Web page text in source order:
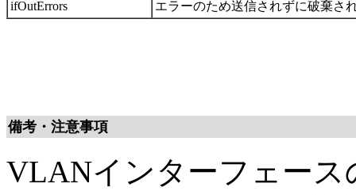
ifOutErrors
エラーのため送信されずに破棄さ
備考・注意事項
VLANインターフェー